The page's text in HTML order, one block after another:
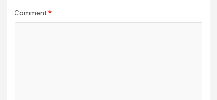
Comment *